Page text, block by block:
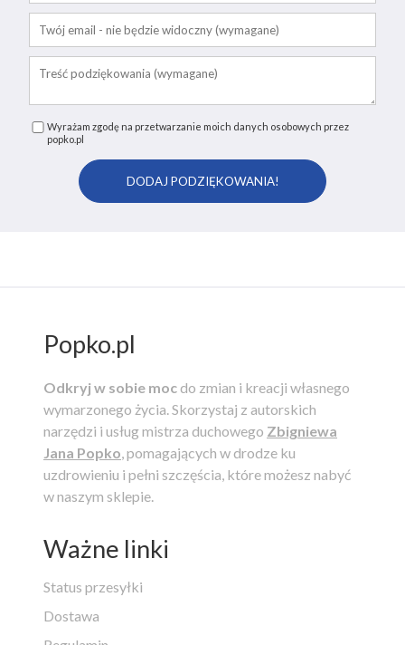
Wyrażam zgodę na przetwarzanie moich danych osobowych przez
popko.pl
Popko.pl
Odkryj w sobie moc do zmian i kreacji własnego
wymarzonego życia.Skorzystaj z autorskich
narzędzi i usług mistrza duchowego Zbigniewa
Jana Popko, pomagających w drodze ku
uzdrowieniu i pełni szczęścia, które możesz nabyć
w naszym sklepie.
Ważne linki
Status przesyłki
Dostawa